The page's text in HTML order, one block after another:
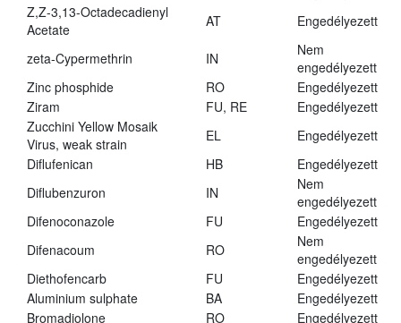
Z,Z-3,13-Octadecadienyl
Acetate
AT Engedélyezett
zeta-Cypermethrin IN
Nem
engedélyezett
Zinc phosphide
RO
Engedélyezett
Ziram
FU, RE
Engedélyezett
Zucchini Yellow Mosaik
Virus, weak strain
EL
Engedélyezett
Diflufenican
HB
Engedélyezett
Diflubenzuron
IN
Nem
engedélyezett
Difenoconazole
FU
Engedélyezett
Difenacoum
RO
Nem
engedélyezett
Diethofencarb
FU
Engedélyezett
Aluminium sulphate
BA
Engedélyezett
Bromadiolone
RO
Engedélyezett